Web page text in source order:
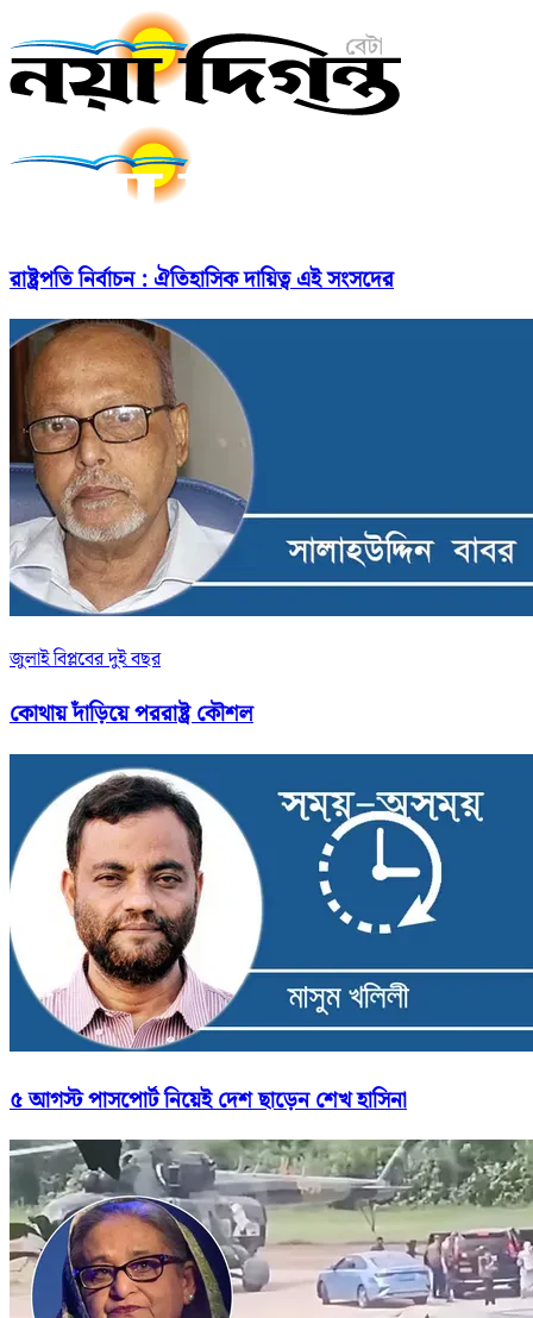
রাষ্ট্রপতি নির্বাচন : ঐতিহাসিক দায়িত্ব এই সংসদের
জুলাই বিপ্লবের দুই বছর
কোথায় দাঁড়িয়ে পররাষ্ট্র কৌশল
৫ আগস্ট পাসপোর্ট নিয়েই দেশ ছাড়েন শেখ হাসিনা